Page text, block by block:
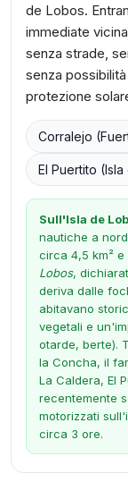
de Lobos.
immediate
senza strade,
senza
protezione
Corralejo
El Puertito
Sull'Isla de
nautiche a
circa 4,5 km²
Lobos,
deriva dalle
abitavano
vegetali e
otarde, berte).
la Concha, il
La Caldera, El
recentemente
motorizzati
circa 3 ore.